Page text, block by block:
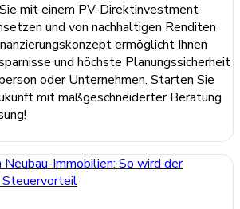
mit einem PV-Direktinvestment
und von nachhaltigen Renditen
ermöglicht Ihnen
und höchste Planungssicherheit
oder Unternehmen. Starten Sie
mit maßgeschneiderter Beratung